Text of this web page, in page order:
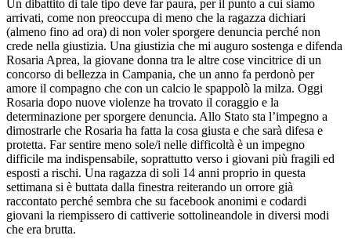
Un dibattito di tale tipo deve far paura, per il punto a cui siamo
arrivati, come non preoccupa di meno che la ragazza dichiari
(almeno fino ad ora) di non voler sporgere denuncia perché non
crede nella giustizia. Una giustizia che mi auguro sostenga e difenda
Rosaria Aprea, la giovane donna tra le altre cose vincitrice di un
concorso di bellezza in Campania, che un anno fa perdonò per
amore il compagno che con un calcio le spappolò la milza. Oggi
Rosaria dopo nuove violenze ha trovato il coraggio e la
determinazione per sporgere denuncia. Allo Stato sta l’impegno a
dimostrarle che Rosaria ha fatta la cosa giusta e che sarà difesa e
protetta. Far sentire meno sole/i nelle difficoltà è un impegno
difficile ma indispensabile, soprattutto verso i giovani più fragili ed
esposti a rischi. Una ragazza di soli 14 anni proprio in questa
settimana si è buttata dalla finestra reiterando un orrore già
raccontato perché sembra che su facebook anonimi e codardi
giovani la riempissero di cattiverie sottolineandole in diversi modi
che era brutta.